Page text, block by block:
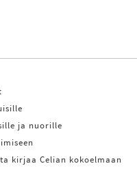
ja nuorille
kirjaa Celian kokoelmaan